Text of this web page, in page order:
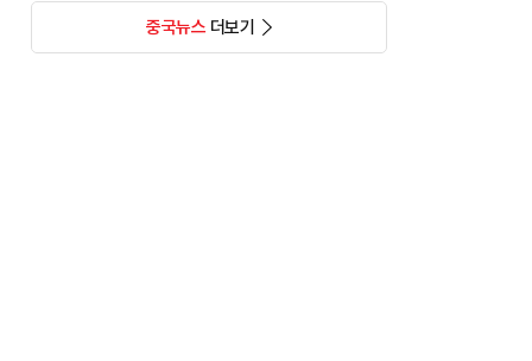
중국뉴스더보기